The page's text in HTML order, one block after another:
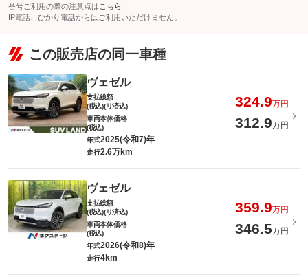
番号ご利用の際の注意点は こちら
IP電話、ひかり電話からはご利用いただけません。
この販売店の同一車種
ヴェゼル
支払総額
(税込)(リ済込)
324.9万円
車両本体価格
(税込)
312.9万円
年式2025(令和7)年
走行2.6万km
ヴェゼル
支払総額
(税込)(リ済込)
359.9万円
車両本体価格
(税込)
346.5万円
年式2026(令和8)年
走行4km